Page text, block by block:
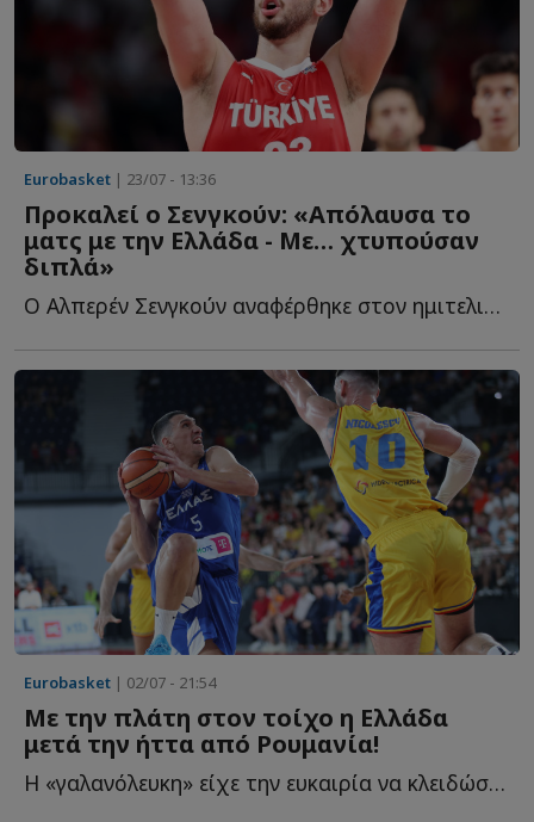
Eurobasket | 23/07 - 13:36
Προκαλεί ο Σενγκούν: «Απόλαυσα το
ματς με την Ελλάδα - Με… χτυπούσαν
διπλά»
Ο Αλπερέν Σενγκούν αναφέρθηκε στον ημιτελικό του EuroBasket α...
Eurobasket | 02/07 - 21:54
Με την πλάτη στον τοίχο η Ελλάδα
μετά την ήττα από Ρουμανία!
Η «γαλανόλευκη» είχε την ευκαιρία να κλειδώσει με μεγαλύτερη ά...